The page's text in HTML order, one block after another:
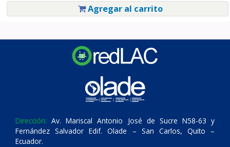
Agregar al carrito
Dirección: Av. Mariscal Antonio José de Sucre N58-63 y
Fernández Salvador Edif. Olade – San Carlos, Quito –
Ecuador.